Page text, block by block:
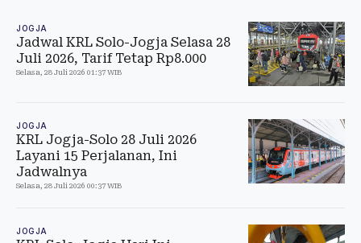
JOGJA
Jadwal KRL Solo-Jogja Selasa 28
Juli 2026, Tarif Tetap Rp8.000
Selasa, 28 Juli 2026 01:37 WIB
JOGJA
KRL Jogja-Solo 28 Juli 2026
Layani 15 Perjalanan, Ini
Jadwalnya
Selasa, 28 Juli 2026 00:37 WIB
JOGJA